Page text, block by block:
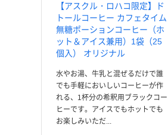
【アスクル・ロハコ限定】ド
トールコーヒー カフェタイム
無糖ポーションコーヒー（ホ
ット＆アイス兼用）1袋（25
個入） オリジナル
水やお湯、牛乳と混ぜるだけで誰
でも手軽においしいコーヒーが作
れる、1杯分の希釈用ブラックコー
ヒーです。アイスでもホットでも
お楽しみいただ...